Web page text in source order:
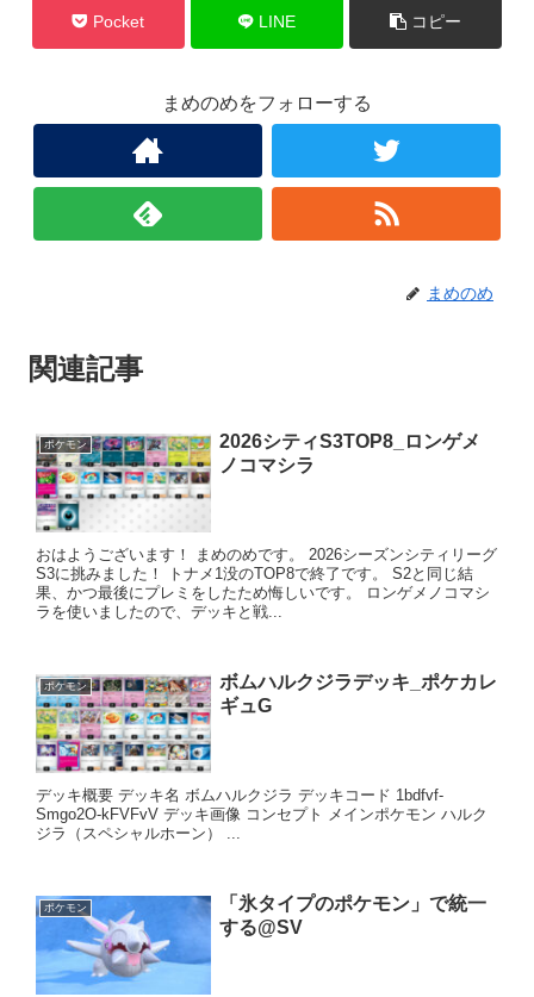
Pocket LINE コピー
まめのめをフォローする
まめのめ
関連記事
ポケモン
2026シティS3TOP8_ロンゲメ
ノコマシラ
おはようございます！ まめのめです。 2026シーズンシティリーグ
S3に挑みました！ トナメ1没のTOP8で終了です。 S2と同じ結
果、かつ最後にプレミをしたため悔しいです。 ロンゲメノコマシ
ラを使いましたので、デッキと戦...
ポケモン
ボムハルクジラデッキ_ポケカレ
ギュG
デッキ概要 デッキ名 ボムハルクジラ デッキコード 1bdfvf-
Smgo2O-kFVFvV デッキ画像 コンセプト メインポケモン ハルク
ジラ（スペシャルホーン） ...
ポケモン
「氷タイプのポケモン」で統一
する@SV